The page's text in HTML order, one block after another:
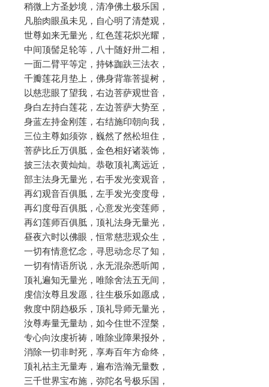
稍微上方圣妙境，清净佛土极乐国，
凡胎肉眼虽未见，自心明了清楚观，
世尊如来无量光，红色莲花炽光耀，
中间顶髻足轮等，八十随好卅二相，
一面二臂平等定，持钵跏趺三法衣，
千瓣莲花月垫上，佛身背靠菩提树，
以慈悲眼了望我，右边菩萨观世音，
身白左持白莲花，左边菩萨大势至，
身蓝左持金刚莲，右结施印朝向我，
三位主尊如须弥，巍然了然松坦住，
菩萨比丘万俱胝，金色相好诸装饰，
披三法衣黄灿灿。恭敬顶礼离远近，
部主法身无量光，右手发光变观音，
再幻观音百俱胝，左手发光变度母，
再幻度母百俱胝，心意发光变莲师，
再幻莲师百俱胝，顶礼法身无量光，
昼夜六时以佛眼，恒常慈悲观众生，
一切有情意忆念，寻思动念尽了知，
一切有情语所说，永无混杂悉听闻，
顶礼遍知无量光，唯除舍法五无间，
虔信汝尊且发愿，往生极乐如愿成，
救度中阴趋极乐，顶礼导师无量光，
汝尊寿量无量劫，如今住世不涅槃，
专心向汝虔祈祷，唯除业障果报外，
消除一切非时死，享寿百年方命终，
顶礼祜主无量寿，遍布浩瀚无量数，
三千世界宝布施，弥陀名号极乐国，